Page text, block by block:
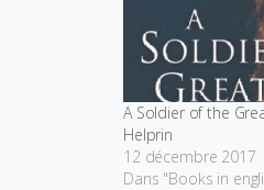
A Soldier of the
Helprin
12 décembre 2017
Dans "Books in